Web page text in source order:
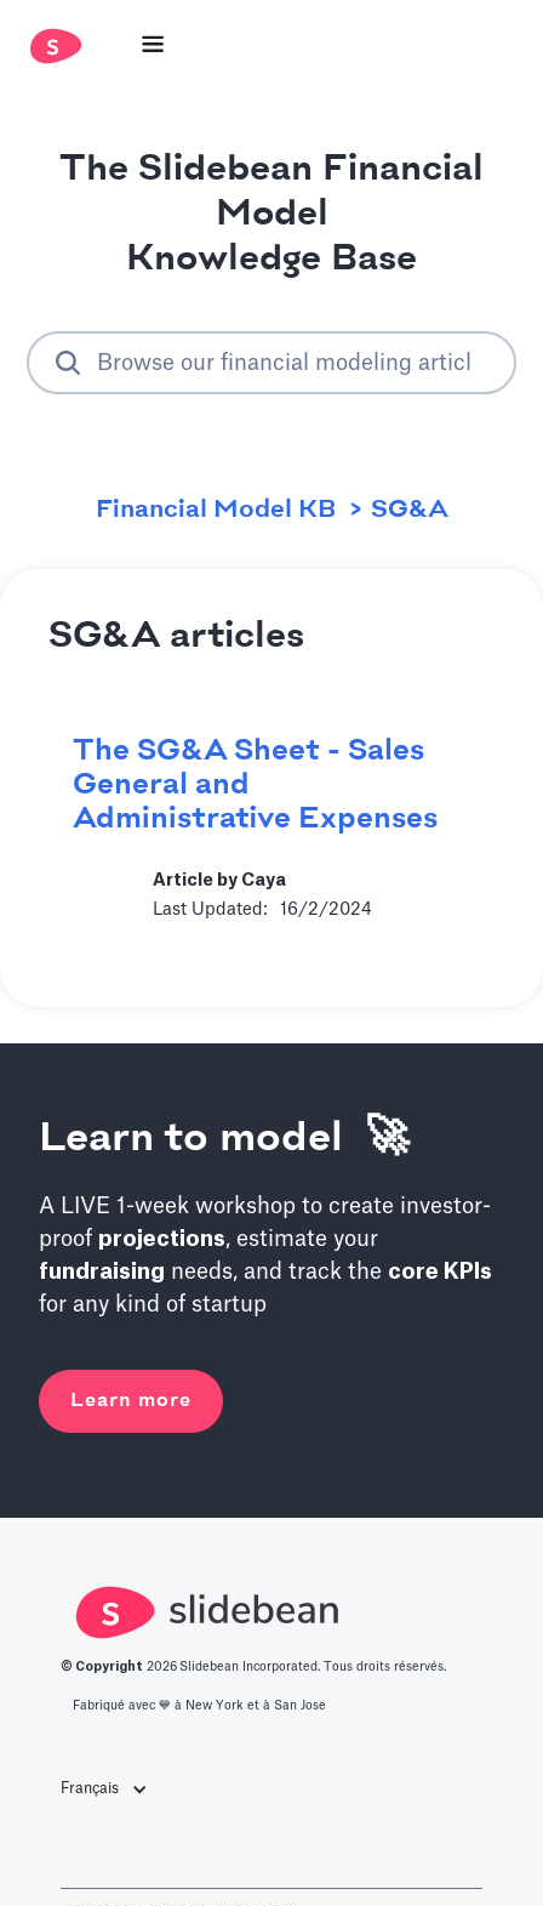
The Slidebean Financial
Model
Knowledge Base
Financial Model KB SG&A
SG&A articles
The SG&A Sheet - Sales
General and
Administrative Expenses
Article by Caya
Last Updated:
16/2/2024
Learn to model 🚀
A LIVE 1-week workshop to create investor-
proof projections, estimate your
fundraising needs, and track the core KPIs
for any kind of startup
Learn more
© Copyright 2026 Slidebean Incorporated. Tous droits réservés.
Fabriqué avec 💙️ à New York et à San Jose
Français